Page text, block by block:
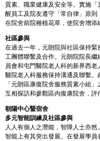
質素、職業健康及安全等。實施
醒員工及院友遵守「常自律」原則
在院舍前院種植花草，使院舍增添
社區參與
在過去一年，元朗院與社區保持
工團體聯繫及合作。元朗院院長
員會和屯門醫院老人科的新界西
醫院老人科服務保持溝通及聯繫
「元朗區康復院舍服務質素小組
互相探訪和參觀區內復康院舍，評
朝陽中心暨宿舍
多元智能訓練及社區參與
人人有個人之潛能，智障人士亦
智能上有其突出發展。在發展學